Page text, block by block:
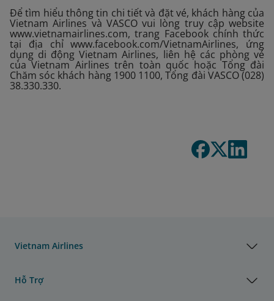
Để tìm hiểu thông tin chi tiết và đặt vé, khách hàng của
Vietnam Airlines và VASCO vui lòng truy cập website
www.vietnamairlines.com, trang Facebook chính thức
tại địa chỉ www.facebook.com/VietnamAirlines, ứng
dụng di động Vietnam Airlines, liên hệ các phòng vé
của Vietnam Airlines trên toàn quốc hoặc Tổng đài
Chăm sóc khách hàng 1900 1100, Tổng đài VASCO (028)
38.330.330.
Vietnam Airlines
Hỗ Trợ